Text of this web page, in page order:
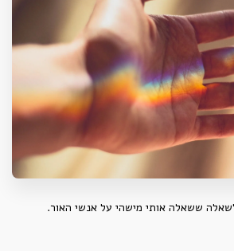
ששאלה אותי מישהי על אנשי האור.